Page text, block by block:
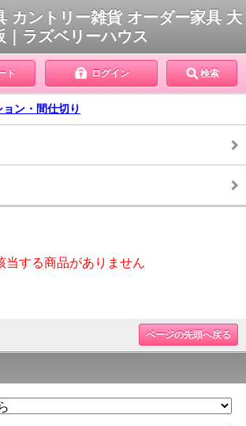
カントリー雑貨 オーダー家具 大
｜ラズベリーハウス
ト ログイン 検索
ン・間仕切り
当する商品がありません
ページの先頭へ戻る